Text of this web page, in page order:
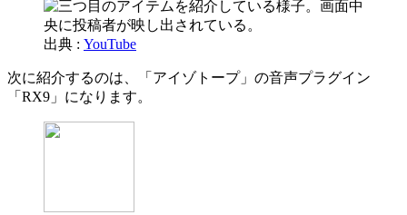
出典 : YouTube
次に紹介するのは、「アイゾトープ」の音声プラグイン
「RX9」になります。